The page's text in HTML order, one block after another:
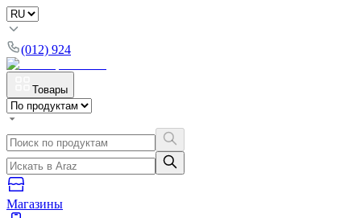
(012) 924
Товары
Магазины